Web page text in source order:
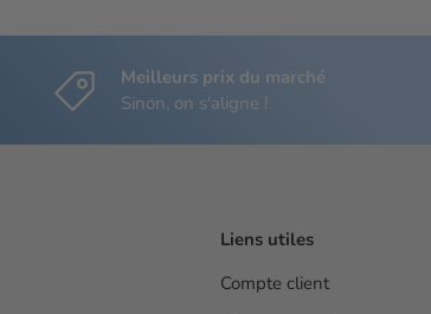
Meilleurs prix du marché
Sinon, on s'aligne !
Liens utiles
Compte client